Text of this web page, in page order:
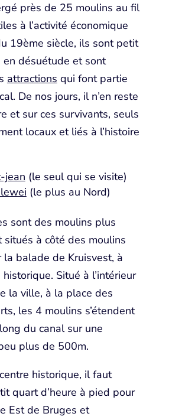
près de 25 moulins au fil
à l’activité économique
19ème siècle, ils sont petit
désuétude et sont
attractions qui font partie
De nos jours, il n’en reste
et sur ces survivants, seuls
locaux et liés à l’histoire
jean (le seul qui se visite)
(le plus au Nord)
sont des moulins plus
situés à côté des moulins
la balade de Kruisvest, à
Situé à l’intérieur
la ville, à la place des
les 4 moulins s’étendent
du canal sur une
plus de 500m.
historique, il faut
quart d’heure à pied pour
Est de Bruges et